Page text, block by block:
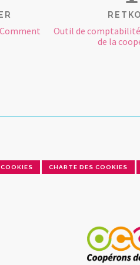
Outil de
de la
COOKIES CHARTE DES COOKIES